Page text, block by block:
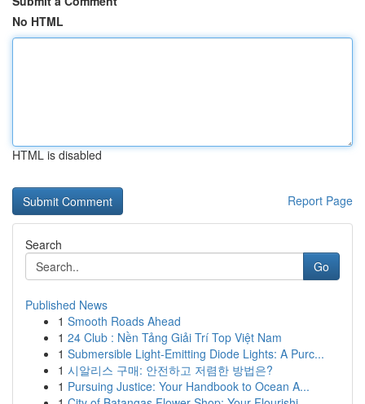
No HTML
HTML is disabled
Report Page
Search
Go
Published News
1 Smooth Roads Ahead
1 24 Club : Nền Tảng Giải Trí Top Việt Nam
1 Submersible Light-Emitting Diode Lights: A Purc...
1 시알리스 구매: 안전하고 저렴한 방법은?
1 Pursuing Justice: Your Handbook to Ocean A...